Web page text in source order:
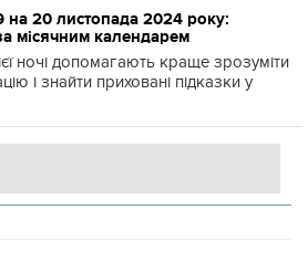
на 20 листопада 2024 року:
місячним календарем
ночі допомагають краще зрозуміти
і знайти приховані підказки у